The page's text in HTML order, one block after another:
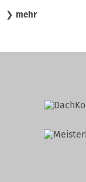
❯ mehr